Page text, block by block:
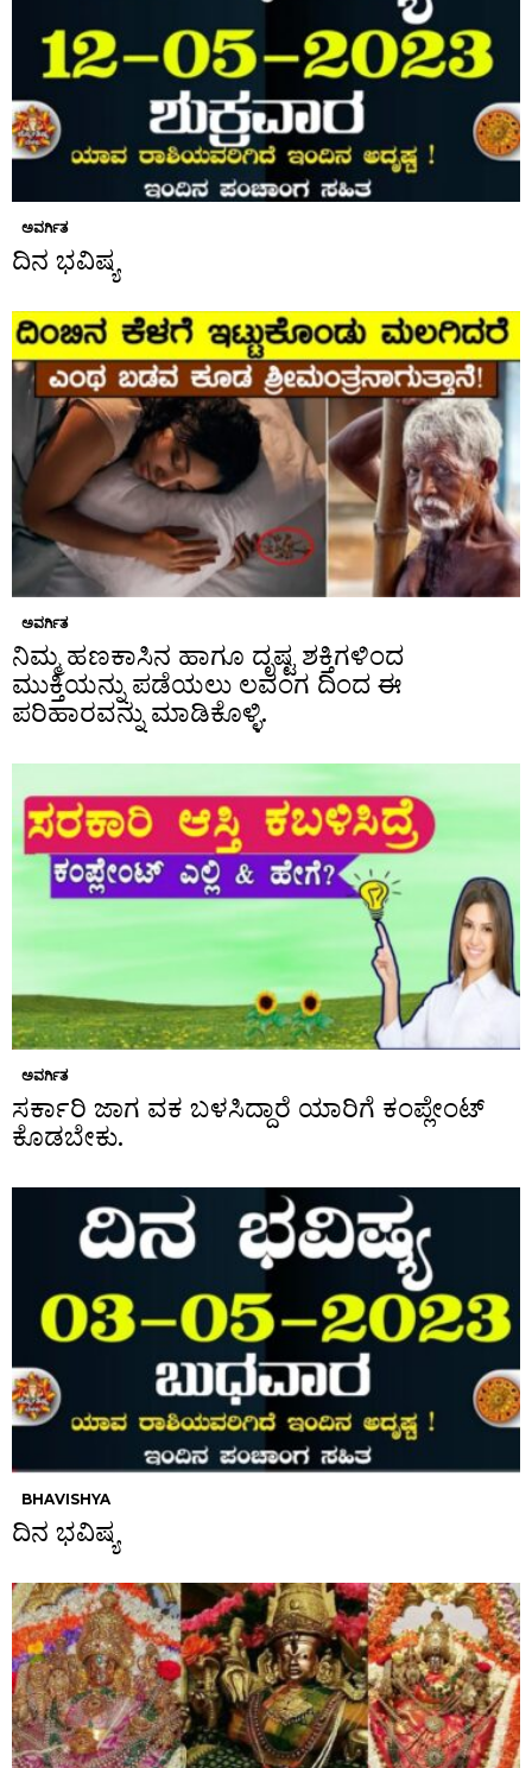
ಅವರ್ಗಿತ
ದಿನ ಭವಿಷ್ಯ
ಅವರ್ಗಿತ
ನಿಮ್ಮ ಹಣಕಾಸಿನ ಹಾಗೂ ದೃಷ್ಟ ಶಕ್ತಿಗಳಿಂದ
ಮುಕ್ತಿಯನ್ನು ಪಡೆಯಲು ಲವಂಗ ದಿಂದ ಈ
ಪರಿಹಾರವನ್ನು ಮಾಡಿಕೊಳ್ಳಿ.
ಅವರ್ಗಿತ
ಸರ್ಕಾರಿ ಜಾಗ ವಕ ಬಳಸಿದ್ದಾರೆ ಯಾರಿಗೆ ಕಂಪ್ಲೇಂಟ್
ಕೊಡಬೇಕು.
BHAVISHYA
ದಿನ ಭವಿಷ್ಯ